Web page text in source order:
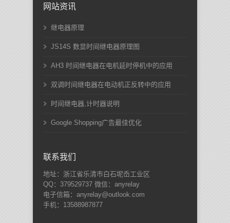
网站资讯
继电器原理
JS14S 数显时间继电器原理图
AH3 时间继电器在电机延时停机中的应用
双调时间继电器在电动机正反转中的应用
时间继电器,计时器说明
Google Shopping广告最佳优化
联系我们
地址：浙江省乐清市白石坭岙工业区
QQ：379529737 微信：anyrelay
电子信箱：anyrelay@outlook.com
手机：13588987877